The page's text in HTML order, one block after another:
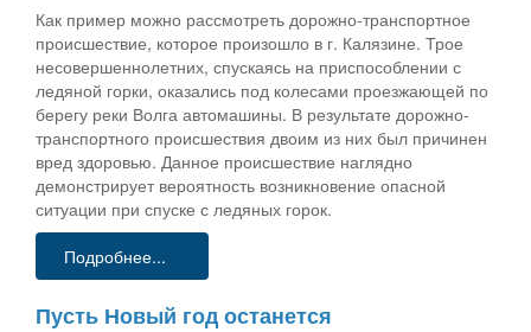
Как пример можно рассмотреть дорожно-транспортное
происшествие, которое произошло в г. Калязине. Трое
несовершеннолетних, спускаясь на приспособлении с
ледяной горки, оказались под колесами проезжающей по
берегу реки Волга автомашины. В результате дорожно-
транспортного происшествия двоим из них был причинен
вред здоровью. Данное происшествие наглядно
демонстрирует вероятность возникновение опасной
ситуации при спуске с ледяных горок.
Подробнее...
Пусть Новый год останется